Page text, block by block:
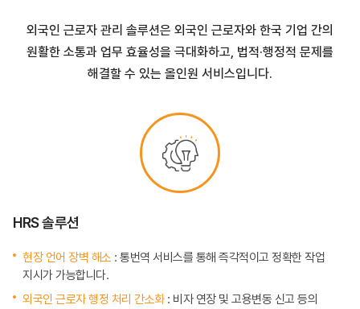
외국인 근로자 관리 솔루션은 외국인 근로자와 한국 기업 간의
원활한 소통과 업무 효율성을 극대화하고, 법적·행정적 문제를
해결할 수 있는 올인원 서비스입니다.
HRS 솔루션
현장 언어 장벽 해소 : 통번역 서비스를 통해 즉각적이고 정확한 작업
지시가 가능합니다.
외국인 근로자 행정 처리 간소화 : 비자 연장 및 고용변동 신고 등의